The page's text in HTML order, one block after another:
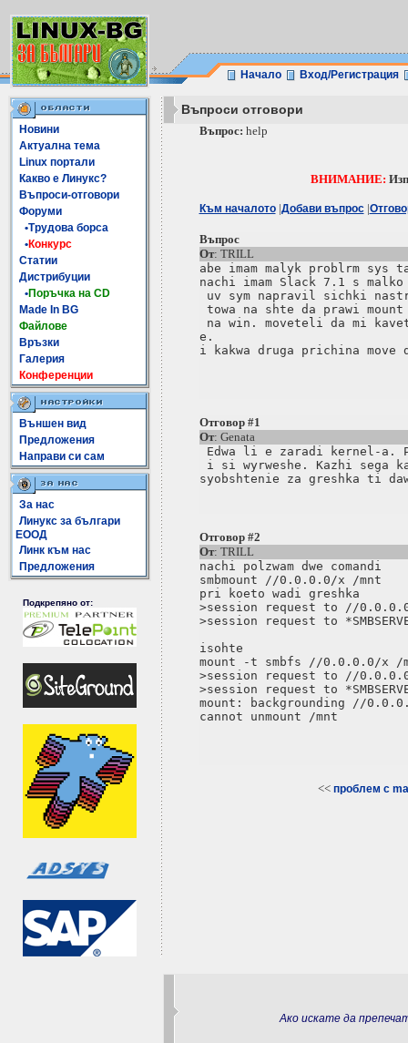
Начало Вход/Регистрация
Новини
Актуална тема
Linux портали
Какво е Линукс?
Въпроси-отговори
Форуми
•Трудова борса
•Конкурс
Статии
Дистрибуции
•Поръчка на CD
Made In BG
Файлове
Връзки
Галерия
Конференции
Външен вид
Предложения
Направи си сам
За нас
Линукс за българи
ЕООД
Линк към нас
Предложения
Подкрепяно от:
Въпроси отговори
Въпрос: help
ВНИМАНИЕ:
Към началото|Добави въпрос|
Въпрос
От: TRILL
abe imam malyk problrm sys
nachi imam Slack 7.1 s
uv sym napravil sichki
towa na shte da prawi
na win. moveteli da mi
e.
i kakwa druga prichina move
Отговор #1
От: Genata
Edwa li e zaradi kernel-a.
i si wyrweshe. Kazhi sega
Отговор #2
От: TRILL
nachi polzwam dwe comandi
smbmount //0.0.0.0/x /mnt
pri koeto wadi greshka
>session request to //
>session request to
isohte
mount -t smbfs //0.0.0.0/x /
>session request to //
>session request to
mount: backgrounding //
cannot unmount /mnt
<< проблем с
Ако искате да